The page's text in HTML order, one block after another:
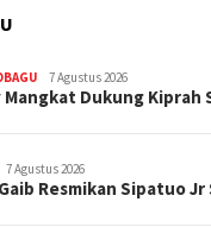
7 Agustus 2026
Mangkat Dukung
7 Agustus 2026
Resmikan Sipatuo